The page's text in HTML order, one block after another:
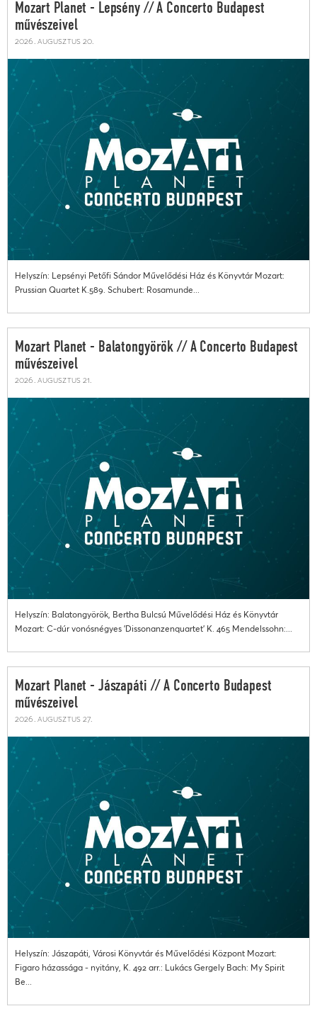
Mozart Planet - Lepsény // A Concerto Budapest
művészeivel
2026. augusztus 20.
Helyszín: Lepsényi Petőfi Sándor Művelődési Ház és Könyvtár Mozart:
Prussian Quartet K.589. Schubert: Rosamunde...
Mozart Planet - Balatongyörök // A Concerto Budapest
művészeivel
2026. augusztus 21.
Helyszín: Balatongyörök, Bertha Bulcsú Művelődési Ház és Könyvtár
Mozart: C-dúr vonósnégyes 'Dissonanzenquartet' K. 465 Mendelssohn:...
Mozart Planet - Jászapáti // A Concerto Budapest
művészeivel
2026. augusztus 27.
Helyszín: Jászapáti, Városi Könyvtár és Művelődési Központ Mozart:
Figaro házassága - nyitány, K. 492 arr.: Lukács Gergely Bach: My Spirit
Be...